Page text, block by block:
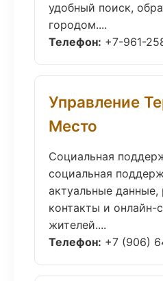
удобный поиск,
городом....
Телефон: +7-961-
Управление
Место
Социальная
социальная
актуальные данные,
контакты и онлайн-
жителей....
Телефон: +7 (906)